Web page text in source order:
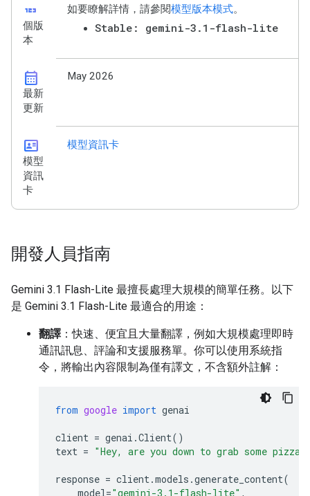
123
個版
本
如要瞭解詳情，請參閱模型版本模式。
Stable: gemini-3.1-flash-lite
calendar_month
最新
更新
May 2026
id_card
模型
資訊
卡
模型資訊卡
開發人員指南
Gemini 3.1 Flash-Lite 最擅長處理大規模的簡單任務。以下
是 Gemini 3.1 Flash-Lite 最適合的用途：
翻譯 ：快速、便宜且大量翻譯，例如大規模處理即時
通訊訊息、評論和支援服務單。你可以使用系統指
令，將輸出內容限制為僅有譯文，不含額外註解：
from google import genai
client = genai .Client()
text = "Hey, are you down to grab some
response = client.models .generate_content(
model="gemini-3.1-flash-lite" ,